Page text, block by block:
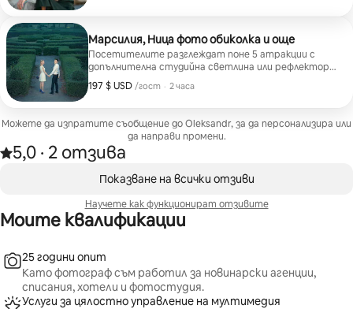
Марсилия, Ница фото обиколка и още
Посетителите разглеждат поне 5 атракции с
допълнителна студийна светлина или рефлектори.
Получете 30 обработени снимки и 5 кратки
вертикални видео клипа.
197 $ USD /гост
197 $ USD на гост
, · 2 часа
Можете да изпратите съобщение до Oleksandr, за да персонализира или
да направи промени.
5,0 от 5 звезди от 2 отзива
5,0
, · 2 отзива
Показване на 0 от 0 елемента
Показване на всички отзиви
Научете как функционират отзивите
Моите квалификации
25 години опит
Като фотограф съм работил за новинарски агенции,
списания, хотели и фотостудия.
Услуги за цялостно управление на мултимедия